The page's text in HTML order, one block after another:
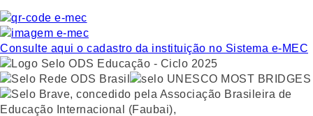
Consulte aqui o cadastro da instituição no Sistema e-MEC